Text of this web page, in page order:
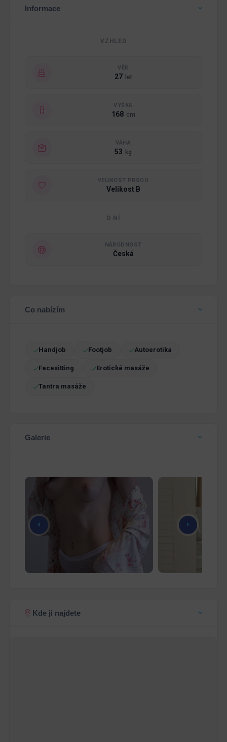
Informace
VZHLED
VĚK
27 let
VÝŠKA
168 cm
VÁHA
53 kg
VELIKOST PRSOU
Velikost B
O NÍ
NÁRODNOST
Česká
Co nabízím
Handjob Footjob Autoerotika
Facesitting Erotické masáže
Tantra masáže
Galerie
Kde ji najdete